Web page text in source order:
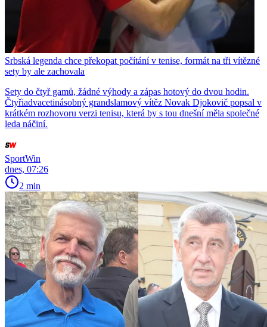
Srbská legenda chce překopat počítání v tenise, formát na tři vítězné
sety by ale zachovala
Sety do čtyř gamů, žádné výhody a zápas hotový do dvou hodin.
Čtyřiadvacetinásobný grandslamový vítěz Novak Djokovič popsal v
krátkém rozhovoru verzi tenisu, která by s tou dnešní měla společné
leda náčiní.
SportWin
dnes, 07:26
2 min